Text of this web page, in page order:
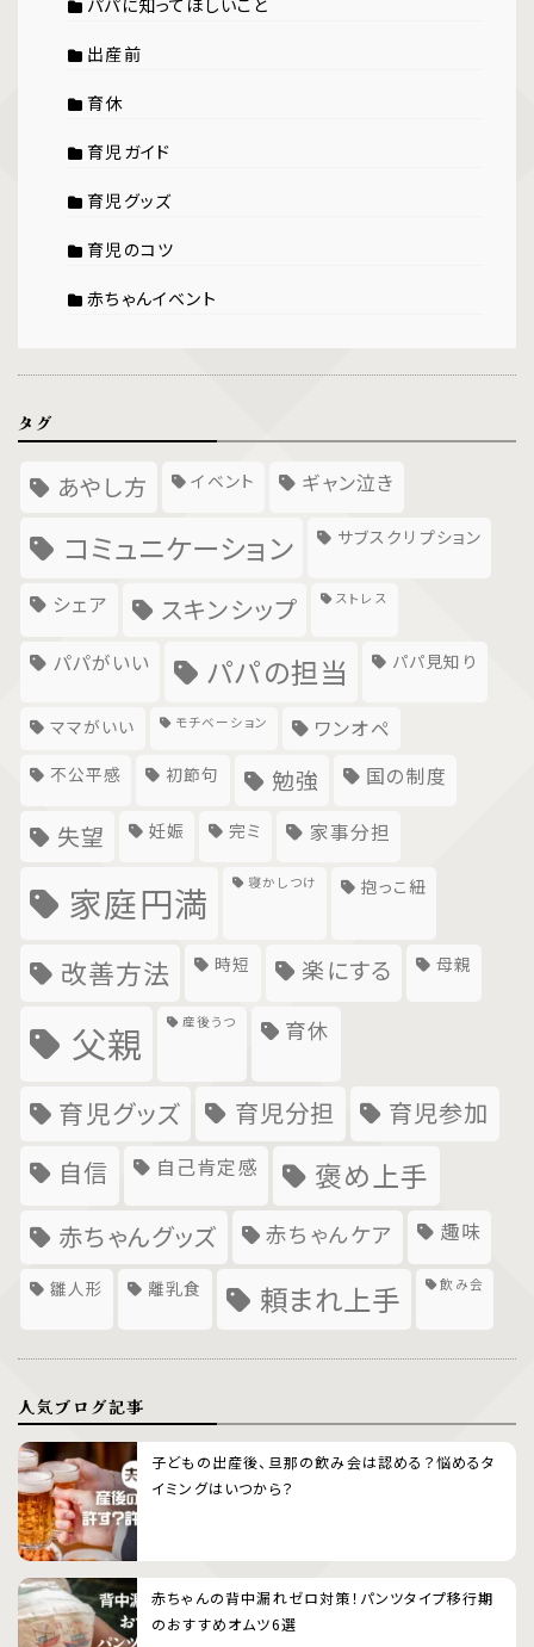
出産前
育休
育児ガイド
育児グッズ
育児のコツ
赤ちゃんイベント
タグ
あやし方 イベント ギャン泣き
コミュニケーション サブスクリプション
シェア スキンシップ ストレス
パパがいい パパの担当 パパ見知り
ママがいい モチベーション ワンオペ
不公平感 初節句 勉強 国の制度
失望 妊娠 完ミ 家事分担
家庭円満 寝かしつけ 抱っこ紐
改善方法 時短 楽にする 母親
父親 産後うつ 育休
育児グッズ 育児分担
育児参加
自信
自己肯定感 褒め上手
赤ちゃんグッズ 赤ちゃんケア 趣味
雛人形 離乳食 頼まれ上手 飲み会
人気ブログ記事
子どもの出産後、旦那の飲み会は認める？悩めるタ
イミングはいつから？
赤ちゃんの背中漏れゼロ対策！パンツタイプ移行期
のおすすめオムツ6選